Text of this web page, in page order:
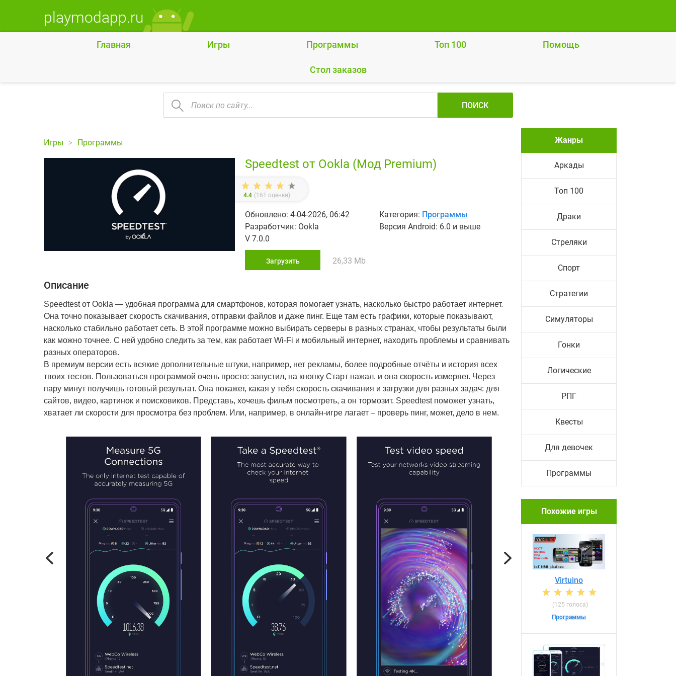
playmodapp.ru
Главная Игры Программы Топ 100 Помощь
Cтол заказов
ПОИСК
Игры Программы
Speedtest от Ookla (Мод Premium)
4.4 (161 оценки)
Обновлено: 4-04-2026, 06:42 Категория: Программы
Разработчик: Ookla
Версия Android: 6.0 и выше
V 7.0.0
Загрузить 26,33 Mb
Описание
Speedtest от Ookla ― удобная программа для смартфонов, которая помогает узнать, насколько быстро работает интернет.
Она точно показывает скорость скачивания, отправки файлов и даже пинг. Еще там есть графики, которые показывают,
насколько стабильно работает сеть. В этой программе можно выбирать серверы в разных странах, чтобы результаты были
как можно точнее. С ней удобно следить за тем, как работает Wi-Fi и мобильный интернет, находить проблемы и сравнивать
разных операторов.
В премиум версии есть всякие дополнительные штуки, например, нет рекламы, более подробные отчёты и история всех
твоих тестов. Пользоваться программой очень просто: запустил, на кнопку Старт нажал, и она скорость измеряет. Через
пару минут получишь готовый результат. Она покажет, какая у тебя скорость скачивания и загрузки для разных задач: для
сайтов, видео, картинок и поисковиков. Представь, хочешь фильм посмотреть, а он тормозит. Speedtest поможет узнать,
хватает ли скорости для просмотра без проблем. Или, например, в онлайн-игре лагает – проверь пинг, может, дело в нем.
Previous Next
Жанры
Аркады
Топ 100
Драки
Стреляки
Спорт
Стратегии
Симуляторы
Гонки
Логические
РПГ
Квесты
Для девочек
Программы
Похожие игры
Virtuino
(125 голоса)
Программы